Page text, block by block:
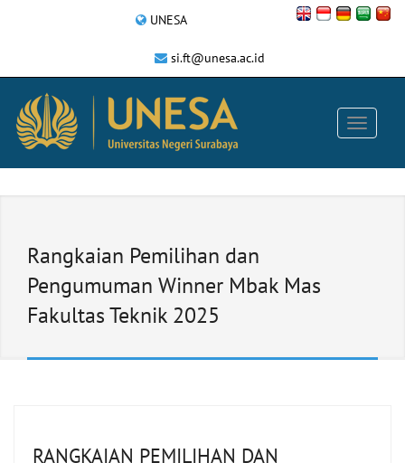
UNESA
si.ft@unesa.ac.id
Rangkaian Pemilihan dan
Pengumuman Winner Mbak Mas
Fakultas Teknik 2025
RANGKAIAN PEMILIHAN DAN